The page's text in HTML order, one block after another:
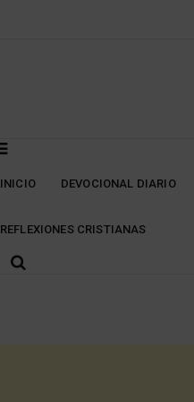
INICIO DEVOCIONAL DIARIO
REFLEXIONES CRISTIANAS